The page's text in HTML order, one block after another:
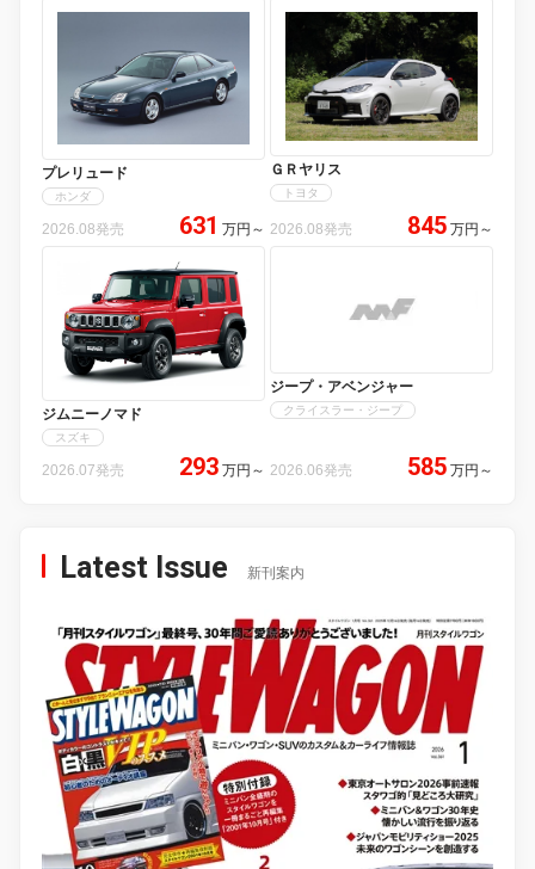
プレリュード
ホンダ
2026.08発売 631 万円 ～
ＧＲヤリス
トヨタ
2026.08発売 845 万円 ～
ジムニーノマド
スズキ
2026.07発売 293 万円 ～
ジープ・アベンジャー
クライスラー・ジープ
2026.06発売 585 万円 ～
Latest Issue 新刊案内